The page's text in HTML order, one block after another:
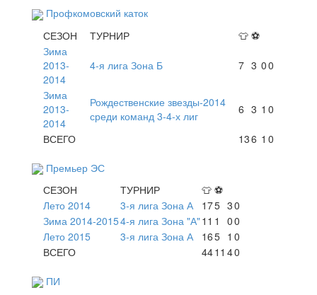
Профкомовский каток
СЕЗОН
ТУРНИР 👕 ⚽
Зима
2013-
2014
4-я лига Зона Б 7 3 00
Зима
2013-
2014
Рождественские звезды-2014
среди команд 3-4-х лиг
6 3 1 0
ВСЕГО 136 1 0
Премьер ЭС
СЕЗОН
ТУРНИР 👕 ⚽
Лето 2014
3-я лига Зона А 175 30
Зима 2014-20154-я лига Зона "А"11 1 00
Лето 2015
3-я лига Зона А 165 1 0
ВСЕГО
4411 40
ПИ